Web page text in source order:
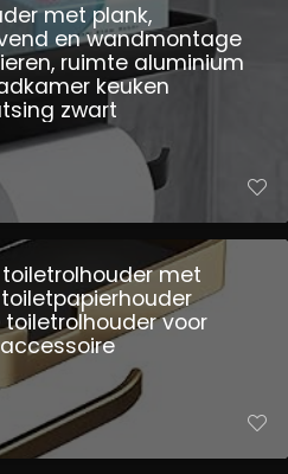
met plank,
en wandmontage
ruimte aluminium
keuken
zwart
toiletrolhouder met
voor